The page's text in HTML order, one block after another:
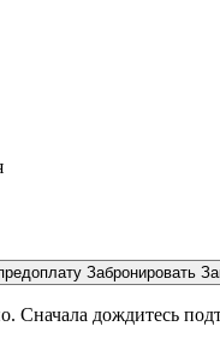
Забронировать
Сначала дождитесь